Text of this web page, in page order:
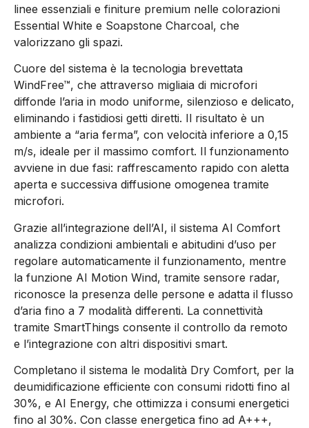
linee essenziali e finiture premium nelle colorazioni
Essential White e Soapstone Charcoal, che
valorizzano gli spazi.
Cuore del sistema è la tecnologia brevettata
WindFree™, che attraverso migliaia di microfori
diffonde l’aria in modo uniforme, silenzioso e delicato,
eliminando i fastidiosi getti diretti. Il risultato è un
ambiente a “aria ferma”, con velocità inferiore a 0,15
m/s, ideale per il massimo comfort. Il funzionamento
avviene in due fasi: raffrescamento rapido con aletta
aperta e successiva diffusione omogenea tramite
microfori.
Grazie all’integrazione dell’AI, il sistema AI Comfort
analizza condizioni ambientali e abitudini d’uso per
regolare automaticamente il funzionamento, mentre
la funzione AI Motion Wind, tramite sensore radar,
riconosce la presenza delle persone e adatta il flusso
d’aria fino a 7 modalità differenti. La connettività
tramite SmartThings consente il controllo da remoto
e l’integrazione con altri dispositivi smart.
Completano il sistema le modalità Dry Comfort, per la
deumidificazione efficiente con consumi ridotti fino al
30%, e AI Energy, che ottimizza i consumi energetici
fino al 30%. Con classe energetica fino ad A+++,